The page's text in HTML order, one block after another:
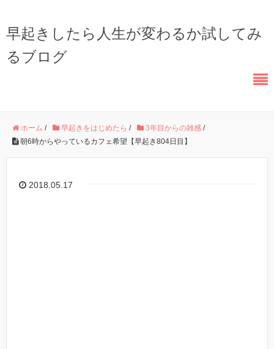
早起きしたら人生が変わるか試してみ
るブログ
ホーム / 早起きをはじめたら / 3年目からの雑感 /
朝6時からやっているカフェ希望【早起き804日目】
2018.05.17